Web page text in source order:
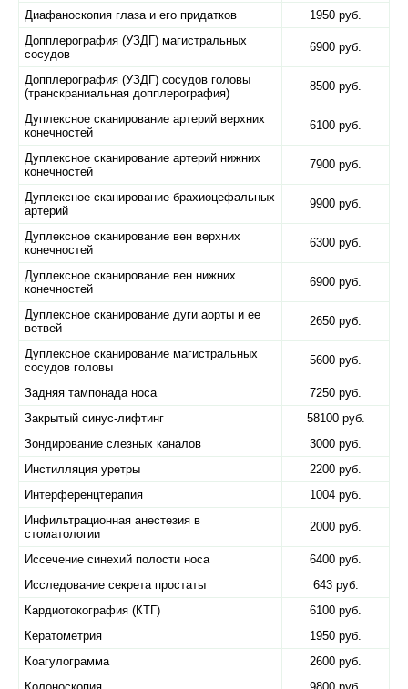
Диафаноскопия глаза и его придатков
1950 руб.
Допплерография (УЗДГ) магистральных
сосудов
6900 руб.
Допплерография (УЗДГ) сосудов головы
(транскраниальная допплерография)
8500 руб.
Дуплексное сканирование артерий верхних
конечностей
6100 руб.
Дуплексное сканирование артерий нижних
конечностей
7900 руб.
Дуплексное сканирование брахиоцефальных
артерий
9900 руб.
Дуплексное сканирование вен верхних
конечностей
6300 руб.
Дуплексное сканирование вен нижних
конечностей
6900 руб.
Дуплексное сканирование дуги аорты и ее
ветвей
2650 руб.
Дуплексное сканирование магистральных
сосудов головы
5600 руб.
Задняя тампонада носа
7250 руб.
Закрытый синус-лифтинг
58100 руб.
Зондирование слезных каналов
3000 руб.
Инстилляция уретры
2200 руб.
Интерференцтерапия
1004 руб.
Инфильтрационная анестезия в
стоматологии
2000 руб.
Иссечение синехий полости носа
6400 руб.
Исследование секрета простаты
643 руб.
Кардиотокография (КТГ)
6100 руб.
Кератометрия
1950 руб.
Коагулограмма
2600 руб.